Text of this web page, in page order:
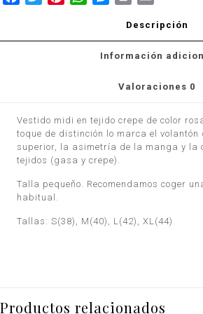
Descripción
Información
Valoraciones 0
Vestido midi en tejido crepe de color
toque de distinción lo marca el volantón
superior, la asimetría de la manga y la
tejidos (gasa y crepe).
Talla pequeño. Recomendamos coger
habitual.
Tallas: S(38), M(40), L(42), XL(44)
Productos relacionados